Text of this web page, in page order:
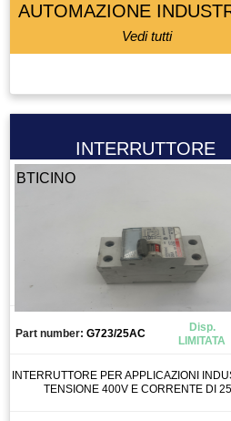
AUTOMAZIONE
Vedi tutti
INTERRUTTORE
BTICINO
Part number: G723/25AC
Disp.
LIMITATA
INTERRUTTORE PER APPLICAZIONI
TENSIONE 400V E CORRENTE DI